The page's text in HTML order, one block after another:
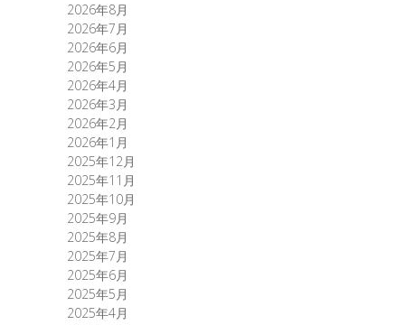
2026年8月
2026年7月
2026年6月
2026年5月
2026年4月
2026年3月
2026年2月
2026年1月
2025年12月
2025年11月
2025年10月
2025年9月
2025年8月
2025年7月
2025年6月
2025年5月
2025年4月